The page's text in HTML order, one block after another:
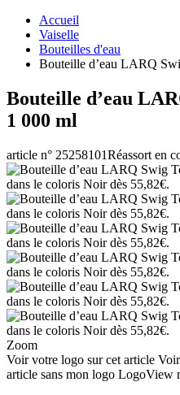
Accueil
Vaiselle
Bouteilles d'eau
Bouteille d’eau LARQ
Bouteille d’eau
1 000 ml
article n° 25258101Réassort en
Zoom
Voir votre logo sur cet article
article sans mon logo LogoView